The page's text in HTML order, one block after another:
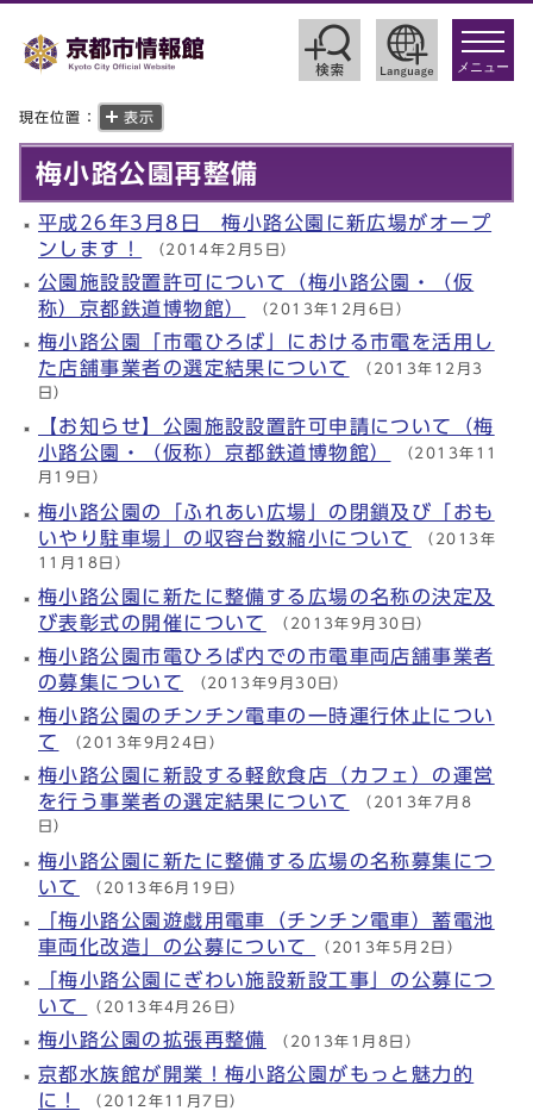
toggle
メニュー
現在位置： 表示
梅小路公園再整備
平成26年3月8日 梅小路公園に新広場がオープ
ンします！ （2014年2月5日）
公園施設設置許可について（梅小路公園・（仮
称）京都鉄道博物館） （2013年12月6日）
梅小路公園「市電ひろば」における市電を活用し
た店舗事業者の選定結果について （2013年12月3
日）
【お知らせ】公園施設設置許可申請について（梅
小路公園・（仮称）京都鉄道博物館） （2013年11
月19日）
梅小路公園の「ふれあい広場」の閉鎖及び「おも
いやり駐車場」の収容台数縮小について （2013年
11月18日）
梅小路公園に新たに整備する広場の名称の決定及
び表彰式の開催について （2013年9月30日）
梅小路公園市電ひろば内での市電車両店舗事業者
の募集について （2013年9月30日）
梅小路公園のチンチン電車の一時運行休止につい
て （2013年9月24日）
梅小路公園に新設する軽飲食店（カフェ）の運営
を行う事業者の選定結果について （2013年7月8
日）
梅小路公園に新たに整備する広場の名称募集につ
いて （2013年6月19日）
「梅小路公園遊戯用電車（チンチン電車）蓄電池
車両化改造」の公募について （2013年5月2日）
「梅小路公園にぎわい施設新設工事」の公募につ
いて （2013年4月26日）
梅小路公園の拡張再整備 （2013年1月8日）
京都水族館が開業！梅小路公園がもっと魅力的
に！ （2012年11月7日）